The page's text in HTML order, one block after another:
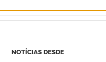
NOTÍCIAS DESDE